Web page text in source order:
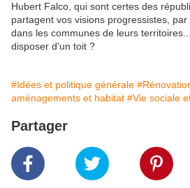
Hubert Falco, qui sont certes des
partagent vos visions progressistes,
dans les communes de leurs
disposer d'un toit ?
#Idées et politique générale
aménagements et habitat #Vie sociale
Partager